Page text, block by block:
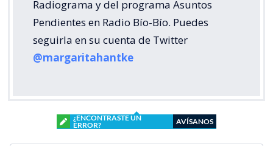
Radiograma y del programa Asuntos
Pendientes en Radio Bío-Bío. Puedes
seguirla en su cuenta de Twitter
@margaritahantke
¿ENCONTRASTE UN
ERROR?
AVÍSANOS